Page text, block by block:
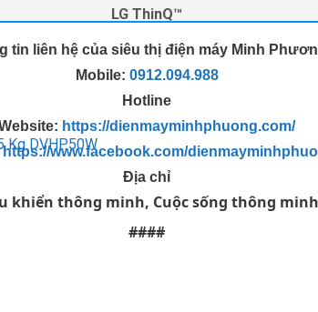
LG ThinQ™
tin liên hệ của siêu thị điện máy Minh
Mobile: 0912.094.988
Hotline
: https://dienmayminhphuong.com/
https://www.facebook.com/
Địa chỉ
khiển thông minh, Cuộc sống thông minh
####
Kg DVHP50W